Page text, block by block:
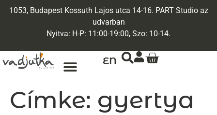
1053, Budapest Kossuth Lajos utca 14-16. PART Studio az
udvarban
Nyitva: H-P: 11:00-19:00, Szo: 10-14.
EN
Címke: gyertya